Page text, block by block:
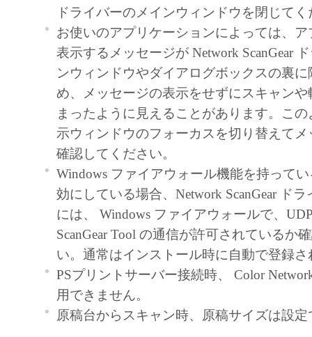
ューター上で、かかるコンピューターの使
「本ソフトウェア」を使用させることがで
るコンピューターの使用者に本契約書上の
を遵守させるとともに、その履行に関し全
を条件とします。
(2) お客様は、上記(1)に基づいて「本ソフ
するためのバックアップとして、「本ソフ
部、複製することができます。
(3) 上記(1)および(2)に定める場合を除き、
ヤノンのライセンサーのいかなる知的財産
と黙示たるとを問わず、本契約書によって
るいは許諾されるものではありません。
２．制限
(1) お客様は、再使用許諾、譲渡、販売、
くは貸与その他の方法により、第三者に「
ア」を使用させることはできません。
ドライバーのメインウィンドウを閉じて
お使いのアプリケーションによっては、
表示するメッセージが Network ScanGear
ンウィンドウやダイアログボックスの裏
め、メッセージの表示をせずにスキャン
まったように見えることがあります。こ
示ウィンドウのフォーカスを切り替えて
確認してください。
Windows ファイアウォール機能を持って
効にしている場合、Network ScanGear ド
には、 Windows ファイアウォールで、
ScanGear Tool の通信が許可されているか
い。通常はインストール時に自動で登録さ
PSプリントサーバー接続時、 Color
用できません。
原稿台からスキャン時、原稿サイズは設